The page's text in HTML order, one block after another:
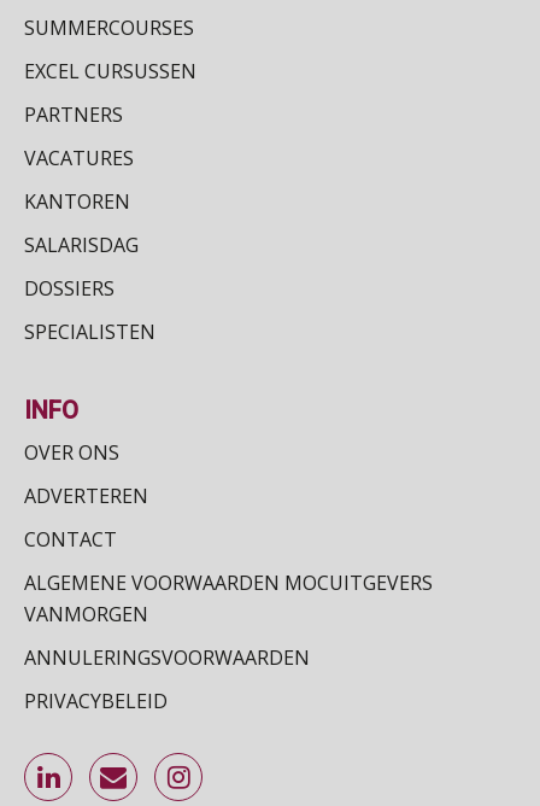
SUMMERCOURSES
EXCEL CURSUSSEN
PARTNERS
VACATURES
KANTOREN
SALARISDAG
DOSSIERS
SPECIALISTEN
INFO
OVER ONS
ADVERTEREN
CONTACT
ALGEMENE VOORWAARDEN MOCUITGEVERS
VANMORGEN
ANNULERINGSVOORWAARDEN
PRIVACYBELEID